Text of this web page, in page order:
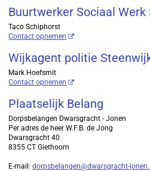
Buurtwerker Sociaal Werk
Taco Schiphorst
Contact opnemen
Wijkagent politie
Mark Hoefsmit
Contact opnemen
Plaatselijk Belang
Dorpsbelangen Dwarsgracht - Jonen
Per adres de heer W.F.B. de Jong
Dwarsgracht 40
8355 CT Giethoorn
E-mail:dorpsbelangen@dwarsgracht-